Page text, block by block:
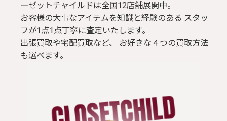
ーゼットチャイルドは全国12店舗展開中。
お客様の大事なアイテムを知識と経験のある スタッ
フが1点1点丁寧に査定いたします。
出張買取や宅配買取など、 お好きな４つの買取方法
も選べます。